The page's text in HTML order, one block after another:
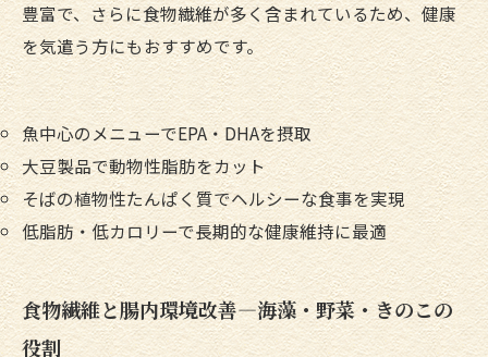
豊富で、さらに食物繊維が多く含まれているため、健康
を気遣う方にもおすすめです。
魚中心のメニューでEPA・DHAを摂取
大豆製品で動物性脂肪をカット
そばの植物性たんぱく質でヘルシーな食事を実現
低脂肪・低カロリーで長期的な健康維持に最適
食物繊維と腸内環境改善—海藻・野菜・きのこの
役割